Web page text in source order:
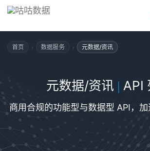
首页 › 数据服务 › 元数据/资讯
元数据/资讯 | API
商用合规的功能型与数据型 API，